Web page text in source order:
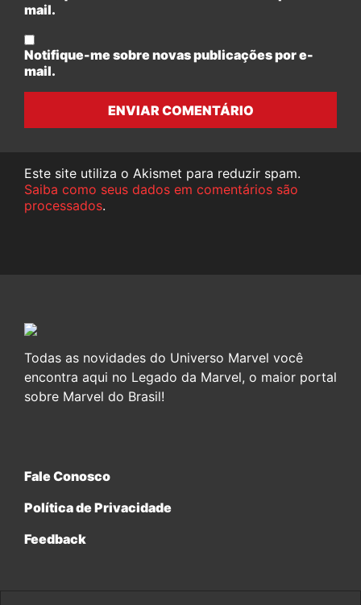
mail.
Notifique-me sobre novas publicações por e-
mail.
ENVIAR COMENTÁRIO
Este site utiliza o Akismet para reduzir spam.
Saiba como seus dados em comentários são
processados.
Todas as novidades do Universo Marvel você
encontra aqui no Legado da Marvel, o maior portal
sobre Marvel do Brasil!
Fale Conosco
Política de Privacidade
Feedback